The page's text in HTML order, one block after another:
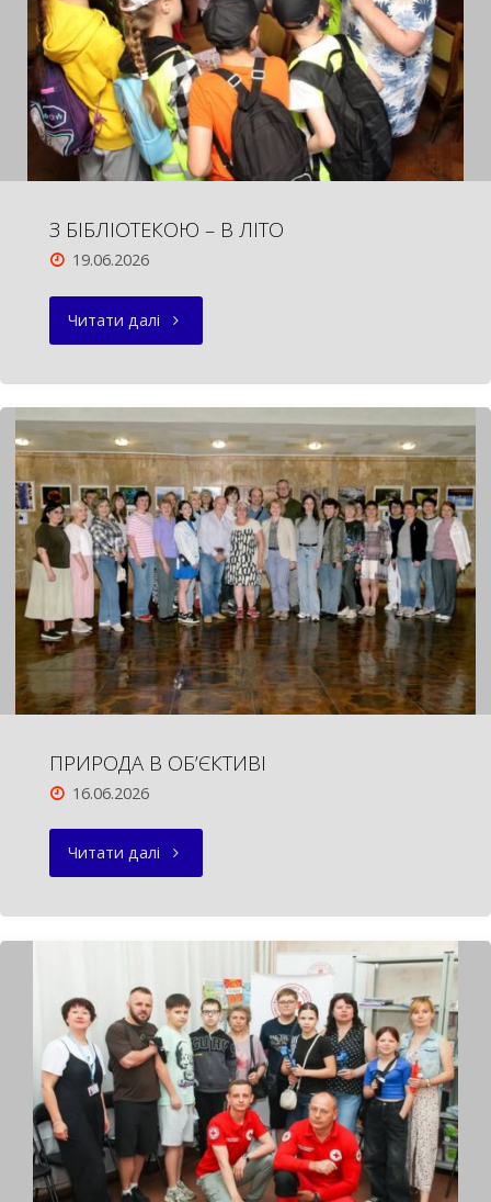
З БІБЛІОТЕКОЮ – В ЛІТО
19.06.2026
Читати далі "З
–
В
ЛІТО"
ПРИРОДА В ОБ’ЄКТИВІ
16.06.2026
Читати далі "ПРИРОДА
ОБ’ЄКТИВІ"